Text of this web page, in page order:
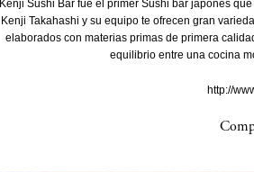
Kenji Sushi Bar fue el primer Sushi bar japonés
Kenji Takahashi y su equipo te ofrecen gran
elaborados con materias primas de primera
equilibrio entre una cocina
http://